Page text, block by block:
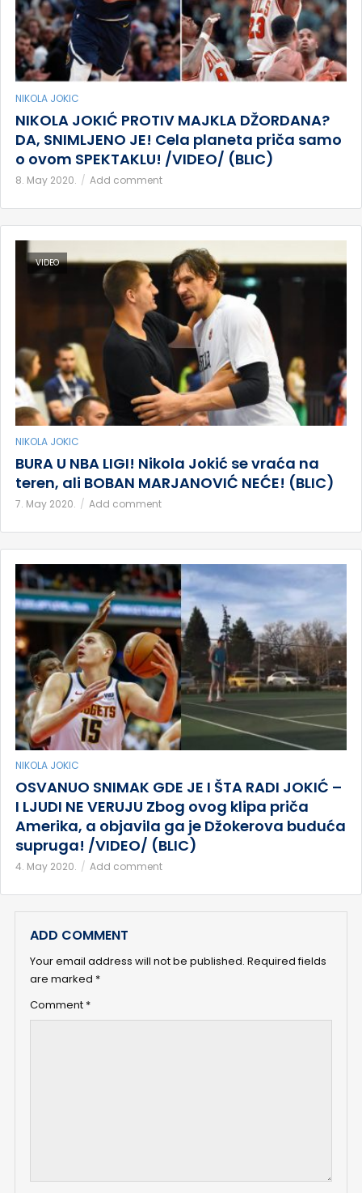
NIKOLA JOKIC
NIKOLA JOKIĆ PROTIV MAJKLA DŽORDANA?
DA, SNIMLJENO JE! Cela planeta priča samo
o ovom SPEKTAKLU! /VIDEO/ (BLIC)
8. May 2020. Add comment
VIDEO
NIKOLA JOKIC
BURA U NBA LIGI! Nikola Jokić se vraća na
teren, ali BOBAN MARJANOVIĆ NEĆE! (BLIC)
7. May 2020. Add comment
NIKOLA JOKIC
OSVANUO SNIMAK GDE JE I ŠTA RADI JOKIĆ –
I LJUDI NE VERUJU Zbog ovog klipa priča
Amerika, a objavila ga je Džokerova buduća
supruga! /VIDEO/ (BLIC)
4. May 2020. Add comment
ADD COMMENT
Your email address will not be published. Required fields
are marked *
Comment *